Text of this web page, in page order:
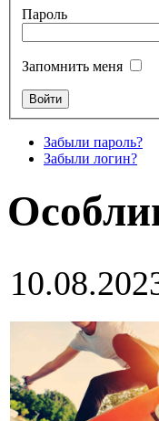
Пароль
Запомнить меня
Забыли пароль?
Забыли логин?